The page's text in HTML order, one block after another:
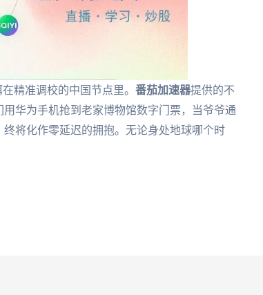
精准调校的中国节点里。 番茄加速器提供的不
华为手机抢到老家博物馆数字门票，当爷爷通
将化作零延迟的拥抱。无论身处地球哪个时